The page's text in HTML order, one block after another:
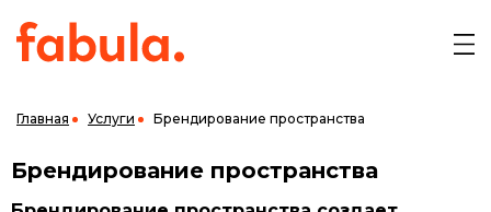
Главная Услуги Брендирование пространства
Брендирование пространства